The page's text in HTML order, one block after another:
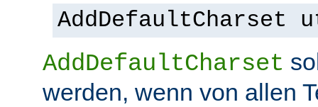
AddDefaultCharset
AddDefaultCharset
werden, wenn von allen